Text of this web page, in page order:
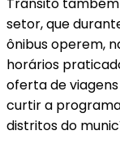
setor, que
ônibus operem,
horários
oferta de
curtir a
distritos do